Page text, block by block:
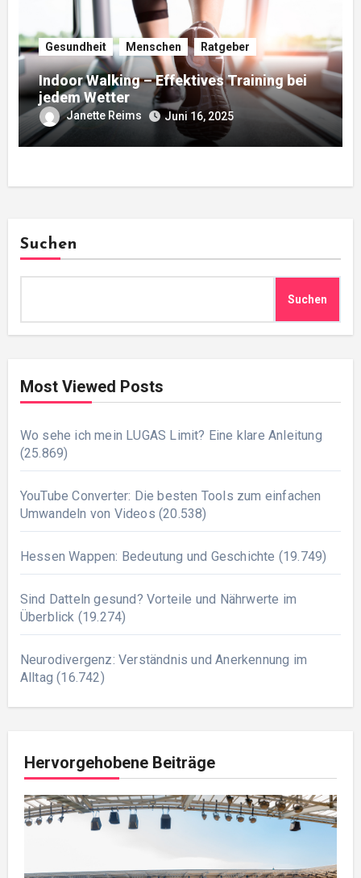
Gesundheit Menschen Ratgeber
Indoor Walking – Effektives Training bei
jedem Wetter
Janette Reims Juni 16, 2025
Suchen
Suchen
Most Viewed Posts
Wo sehe ich mein LUGAS Limit? Eine klare Anleitung
(25.869)
YouTube Converter: Die besten Tools zum einfachen
Umwandeln von Videos (20.538)
Hessen Wappen: Bedeutung und Geschichte (19.749)
Sind Datteln gesund? Vorteile und Nährwerte im
Überblick (19.274)
Neurodivergenz: Verständnis und Anerkennung im
Alltag (16.742)
Hervorgehobene Beiträge